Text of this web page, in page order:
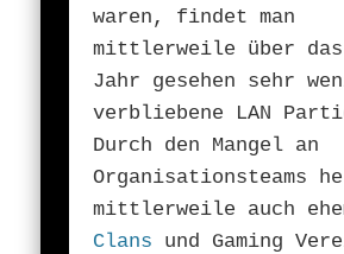
waren, findet man
mittlerweile über das
Jahr gesehen sehr
verbliebene LAN
Durch den Mangel an
Organisationsteams
mittlerweile auch
Clans und Gaming